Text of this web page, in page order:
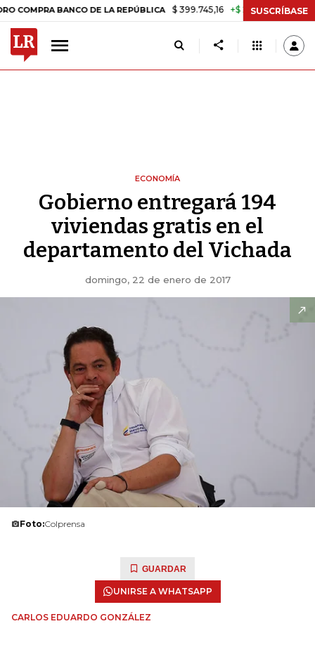
BANCO DE LA REPÚBLICA $ 399.745,16 +$ 2.295,71 +0,58%
SUSCRÍBASE
ECONOMÍA
Gobierno entregará 194
viviendas gratis en el
departamento del Vichada
domingo, 22 de enero de 2017
Foto:Colprensa
GUARDAR
UNIRSE A WHATSAPP
CARLOS EDUARDO GONZÁLEZ